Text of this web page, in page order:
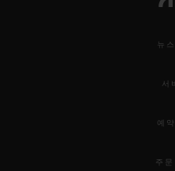
뉴
서
예
주문